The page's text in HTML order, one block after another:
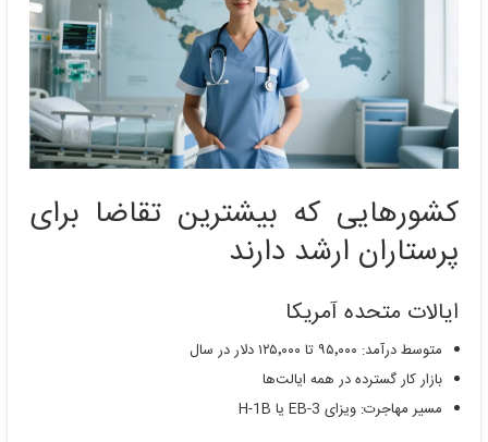
کشورهایی که بیشترین تقاضا برای
پرستاران ارشد دارند
ایالات متحده آمریکا
متوسط درآمد: ۹۵٬۰۰۰ تا ۱۲۵٬۰۰۰ دلار در سال
بازار کار گسترده در همه ایالت‌ها
مسیر مهاجرت: ویزای EB-3 یا H-1B